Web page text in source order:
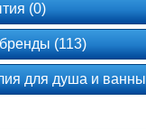
(0)
(113)
для душа и ванны